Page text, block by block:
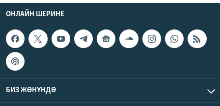
ОНЛАЙН ШЕРИНЕ
БИЗ ЖӨНҮНДӨ